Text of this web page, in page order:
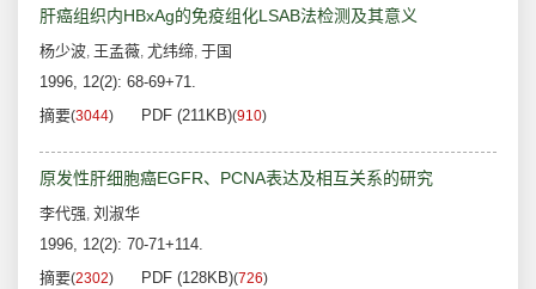
肝癌组织内HBxAg的免疫组化LSAB法检测及其意义
杨少波, 王孟薇, 尤纬缔, 于国
1996, 12(2): 68-69+71.
摘要(3044) PDF (211KB)(910)
原发性肝细胞癌EGFR、PCNA表达及相互关系的研究
李代强, 刘淑华
1996, 12(2): 70-71+114.
摘要(2302) PDF (128KB)(726)